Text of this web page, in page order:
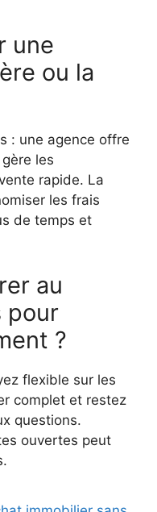
une
ou la
: une agence offre
les
rapide. La
les frais
de temps et
au
pour
?
flexible sur les
complet et restez
questions.
ouvertes peut